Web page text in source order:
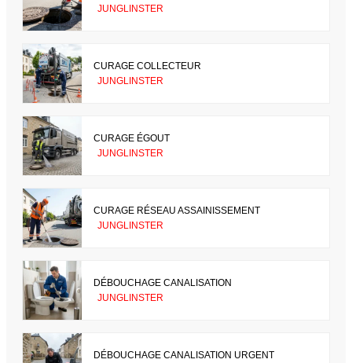
JUNGLINSTER
CURAGE COLLECTEUR
JUNGLINSTER
CURAGE ÉGOUT
JUNGLINSTER
CURAGE RÉSEAU ASSAINISSEMENT
JUNGLINSTER
DÉBOUCHAGE CANALISATION
JUNGLINSTER
DÉBOUCHAGE CANALISATION URGENT